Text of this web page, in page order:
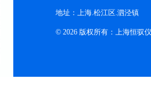
地址：上海.松江区.泗泾镇
© 2026 版权所有：上海恒驭